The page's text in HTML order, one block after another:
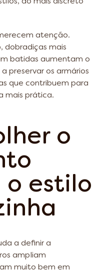
do mais discreto
atenção.
dobradiças mais
batidas aumentam o
preservar os armários
que contribuem para
mais prática.
o
o estilo
a definir a
ampliam
muito bem em